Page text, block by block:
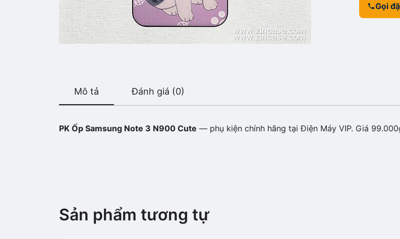
Gọi
Mô tả Đánh giá (0)
PK Ốp Samsung Note 3 N900 Cute — phụ kiện chính hãng tại Điện Máy VIP. Giá
Sản phẩm tương tự